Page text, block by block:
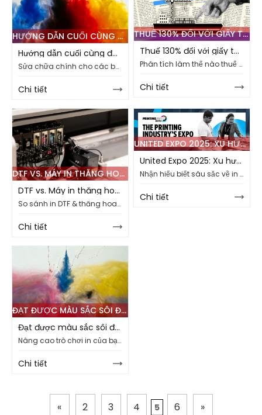
HƯỚNG DẪN CUỐI CÙNG ĐỂ GIẢI QUYẾT CÁC VẤN ĐỀ MỰC THĂNG HOA NHIỆT PHỔ BIẾN
Hướng dẫn cuối cùng để giải quyết các vấn đề mực thăng hoa nhiệt phổ biến
Sửa chữa chính cho các bản in thăng hoa mờ, màu sắc mờ nhạt và vải với các lời khuyên thực tế về bảo trì máy in, phù hợp vật liệu và tối ưu hóa chuyển.
Chi tiết
THUẾ 130% ĐỐI VỚI GIẤY THĂNG HOA TRUNG QUỐC: ĐIỀU ĐÓ CÓ NGHĨA GÌ ĐỐI VỚI CÁC CỬA HÀNG IN MỸ
Thuế 130% đối với giấy thăng hoa Trung Quốc: Điều đó có nghĩa gì đối với các cửa hàng in Mỹ
Phân tích làm thế nào thuế 130% đối với giấy thăng hoa Trung Quốc có thể gấp đôi chi phí và gián đoạn nguồn cung cấp cho các doanh nghiệp in của Mỹ.
Chi tiết
DTF VS. MÁY IN THĂNG HOA: HƯỚNG DẪN PHẦN MỀM VÀ QUY TRÌNH LÀM VIỆC CHO NĂM 2025
DTF vs. Máy in thăng hoa: Hướng dẫn phần mềm và quy trình làm việc cho năm 2025
So sánh in DTF & thăng hoa: phần mềm, chi phí & quy trình làm việc để chọn thiết lập phù hợp vào năm 2025.
Chi tiết
UNITED EXPO 2025: XU HƯỚNG HÀNG ĐẦU TRONG IN THĂNG HOA
United Expo 2025: Xu hướng hàng đầu trong in thăng hoa
Nhận hiểu biết sâu sắc về in thăng hoa tại PRINTING United Expo 2025, từ mực mới đến các giải pháp giấy chuyển hiệu quả.
Chi tiết
ĐẠT ĐƯỢC MÀU SẮC SÔI ĐỘNG VÀ IN MƯỢT MÀ VỚI MỰC THĂNG HOA THUỐC NHUỘM CAO CẤP
Đạt được màu sắc sôi động và in mượt mà với mực thăng hoa thuốc nhuộm cao cấp
Nâng cao trò chơi in của bạn! Sử dụng mực thăng hoa thuốc nhuộm cao cấp cho kết quả nhất quán, sôi động mà không có thời gian ngừng hoạt động.
Chi tiết
« 2 3 4 5 6 »